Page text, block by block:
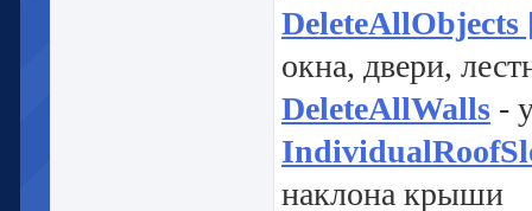
окна, двери,
DeleteAllWalls -
наклона крыши